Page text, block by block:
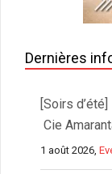
Dernières
[Soirs
Cie
1 août 2026,